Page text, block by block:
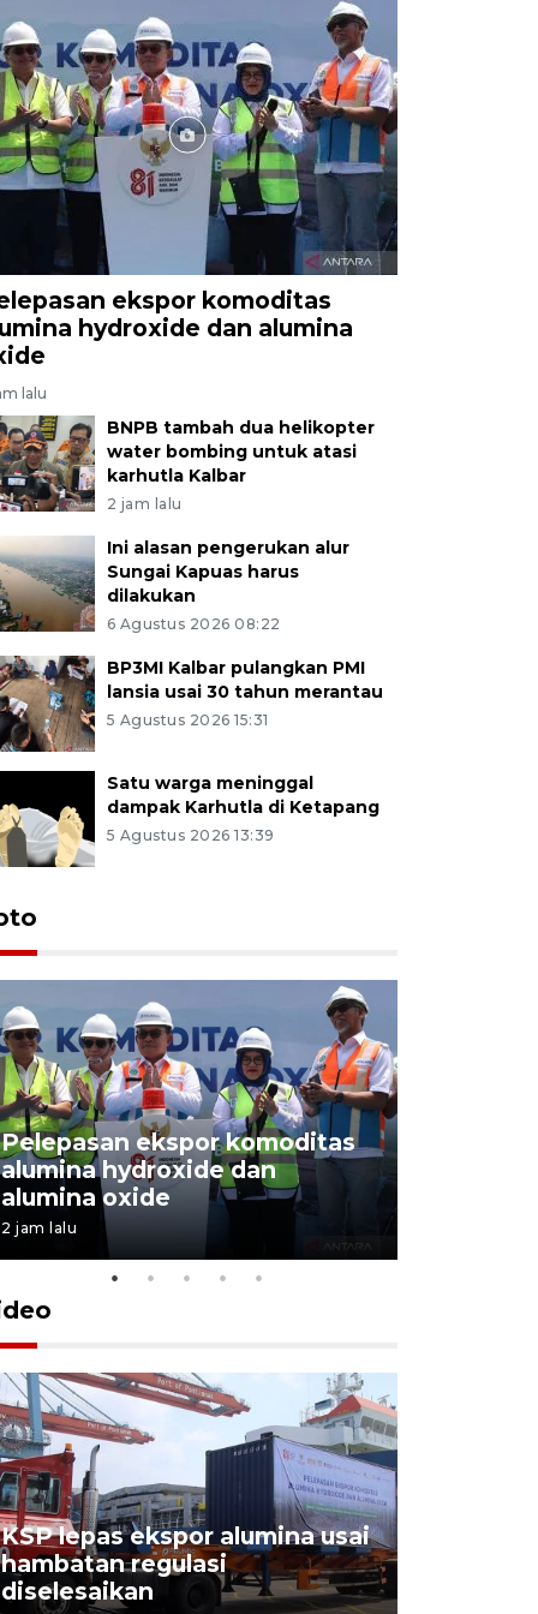
ekspor komoditas
hydroxide dan alumina
lalu
BNPB tambah dua helikopter
water bombing untuk atasi
karhutla Kalbar
2 jam lalu
Ini alasan pengerukan alur
Sungai Kapuas harus
dilakukan
6 Agustus 2026 08:22
BP3MI Kalbar pulangkan PMI
lansia usai 30 tahun merantau
5 Agustus 2026 15:31
Satu warga meninggal
dampak Karhutla di Ketapang
5 Agustus 2026 13:39
Pelepasan ekspor komoditas
alumina hydroxide dan
alumina oxide
2 jam lalu
KSP lepas ekspor alumina usai
hambatan regulasi
diselesaikan